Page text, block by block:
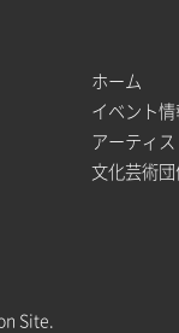
ホーム
イベント情
アーティス
文化芸術
Site.